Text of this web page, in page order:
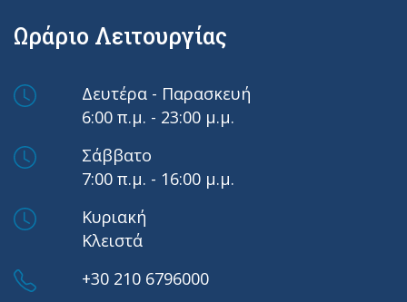
Ωράριο Λειτουργίας
Δευτέρα - Παρασκευή
6:00 π.μ. - 23:00 μ.μ.
Σάββατο
7:00 π.μ. - 16:00 μ.μ.
Κυριακή
Κλειστά
+30 210 6796000